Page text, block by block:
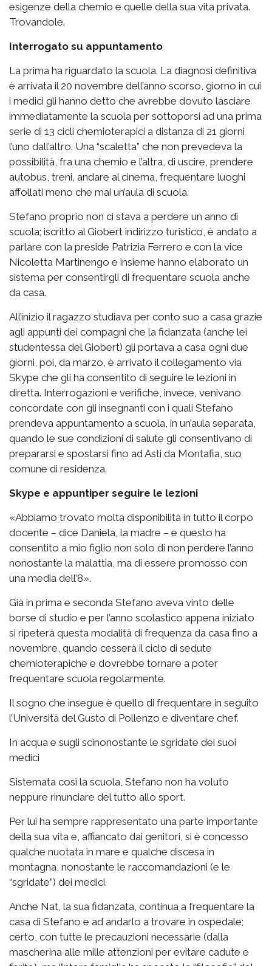
esigenze della chemio e quelle della sua vita privata.
Trovandole.
Interrogato su appuntamento
La prima ha riguardato la scuola. La diagnosi definitiva
è arrivata il 20 novembre dell’anno scorso, giorno in cui
i medici gli hanno detto che avrebbe dovuto lasciare
immediatamente la scuola per sottoporsi ad una prima
serie di 13 cicli chemioterapici a distanza di 21 giorni
l’uno dall’altro. Una “scaletta” che non prevedeva la
possibilità, fra una chemio e l’altra, di uscire, prendere
autobus, treni, andare al cinema, frequentare luoghi
affollati meno che mai un’aula di scuola.
Stefano proprio non ci stava a perdere un anno di
scuola; iscritto al Giobert indirizzo turistico, è andato a
parlare con la preside Patrizia Ferrero e con la vice
Nicoletta Martinengo e insieme hanno elaborato un
sistema per consentirgli di frequentare scuola anche
da casa.
All’inizio il ragazzo studiava per conto suo a casa grazie
agli appunti dei compagni che la fidanzata (anche lei
studentessa del Giobert) gli portava a casa ogni due
giorni, poi, da marzo, è arrivato il collegamento via
Skype che gli ha consentito di seguire le lezioni in
diretta. Interrogazioni e verifiche, invece, venivano
concordate con gli insegnanti con i quali Stefano
prendeva appuntamento a scuola, in un’aula separata,
quando le sue condizioni di salute gli consentivano di
prepararsi e spostarsi fino ad Asti da Montafia, suo
comune di residenza.
Skype e appuntiper seguire le lezioni
«Abbiamo trovato molta disponibilità in tutto il corpo
docente – dice Daniela, la madre – e questo ha
consentito a mio figlio non solo di non perdere l’anno
nonostante la malattia, ma di essere promosso con
una media dell’8».
Già in prima e seconda Stefano aveva vinto delle
borse di studio e per l’anno scolastico appena iniziato
si ripeterà questa modalità di frequenza da casa fino a
novembre, quando cesserà il ciclo di sedute
chemioterapiche e dovrebbe tornare a poter
frequentare scuola regolarmente.
Il sogno che insegue è quello di frequentare in seguito
l’Università del Gusto di Pollenzo e diventare chef.
In acqua e sugli scinonostante le sgridate dei suoi
medici
Sistemata così la scuola, Stefano non ha voluto
neppure rinunciare del tutto allo sport.
Per lui ha sempre rappresentato una parte importante
della sua vita e, affiancato dai genitori, si è concesso
qualche nuotata in mare e qualche discesa in
montagna, nonostante le raccomandazioni (e le
“sgridate”) dei medici.
Anche Nat, la sua fidanzata, continua a frequentare la
casa di Stefano e ad andarlo a trovare in ospedale;
certo, con tutte le precauzioni necessarie (dalla
mascherina alle mille attenzioni per evitare cadute e